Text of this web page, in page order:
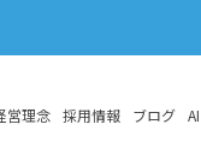
営理念 採用情報 ブログ